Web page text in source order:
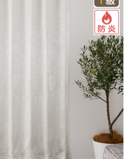
て1.5倍の生地を利用し、上部を2つ
きりとした印象になるベーシックな
(価格は税込です)
301～400